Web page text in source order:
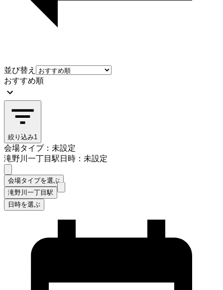
並び替え
おすすめ順
絞り込み1
会場タイプ：未設定
滝野川一丁目駅日時：未設定
会場タイプを選ぶ
滝野川一丁目駅
日時を選ぶ